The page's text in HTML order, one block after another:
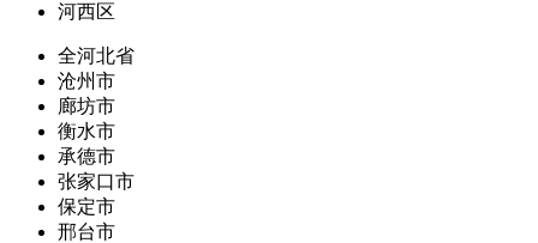
河西区
全河北省
沧州市
廊坊市
衡水市
承德市
张家口市
保定市
邢台市